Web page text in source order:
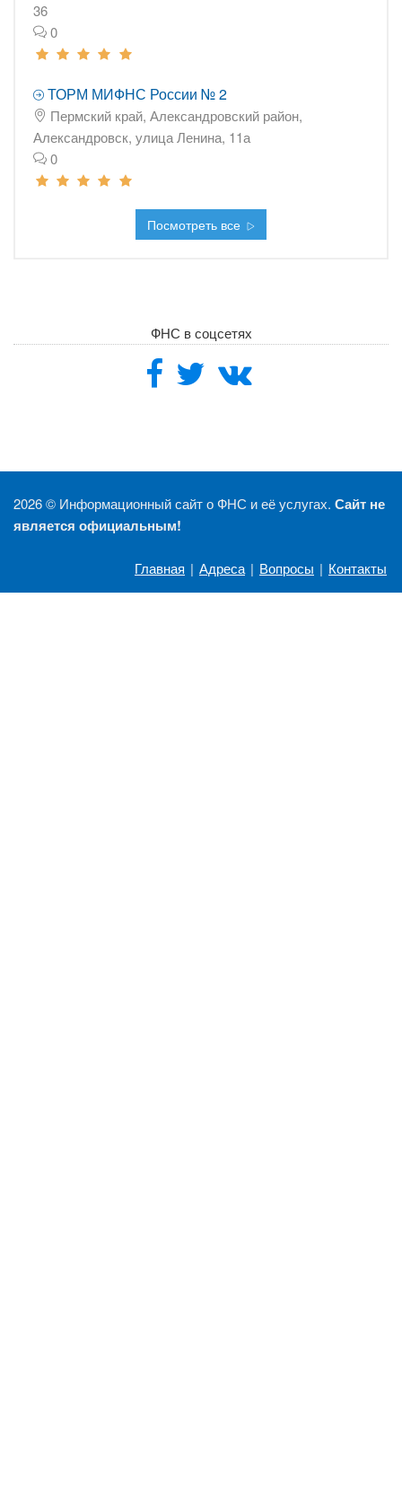
36
0
ТОРМ МИФНС России № 2
Пермский край, Александровский район,
Александровск, улица Ленина, 11а
0
Посмотреть все
ФНС в соцсетях
2026 © Информационный сайт о ФНС и её услугах. Сайт не
является официальным!
Главная | Адреса | Вопросы | Контакты